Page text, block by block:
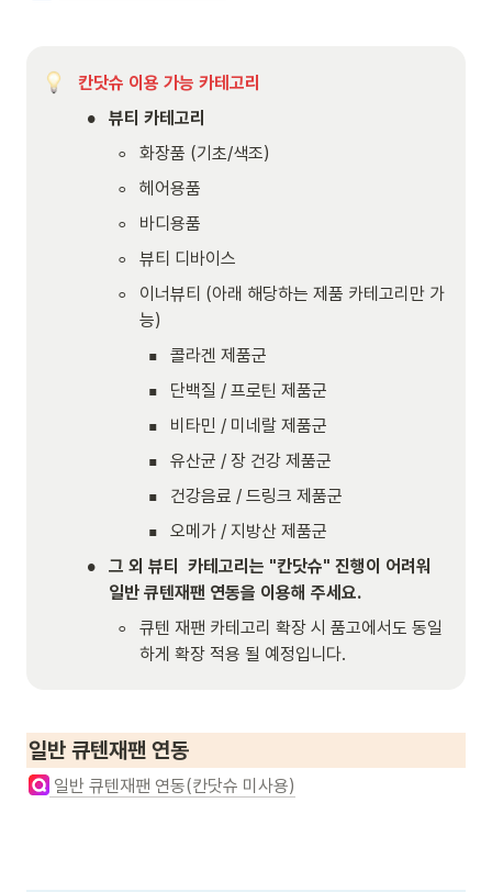
칸닷슈 이용 가능 카테고리
• 뷰티 카테고리
◦ 화장품 (기초/색조)
◦ 헤어용품
◦ 바디용품
◦ 뷰티 디바이스
◦
이너뷰티 (아래 해당하는 제품 카테고리만 가
능)
▪ 콜라겐 제품군
▪ 단백질 / 프로틴 제품군
▪ 비타민 / 미네랄 제품군
▪ 유산균 / 장 건강 제품군
▪ 건강음료 / 드링크 제품군
▪ 오메가 / 지방산 제품군
•
그 외 뷰티  카테고리는 "칸닷슈" 진행이 어려워
일반 큐텐재팬 연동을 이용해 주세요.
◦
큐텐 재팬 카테고리 확장 시 품고에서도 동일
하게 확장 적용 될 예정입니다.
일반 큐텐재팬 연동
일반 큐텐재팬 연동(칸닷슈 미사용)